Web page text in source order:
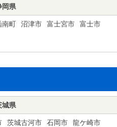
岡県
南町 沼津市 富士宮市
富士市
城県
茨城古河市 石岡市
龍ケ崎市